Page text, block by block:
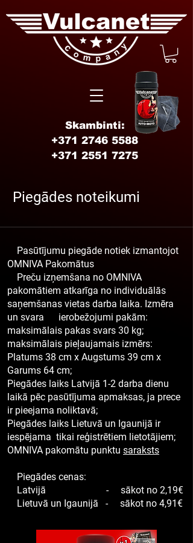
Skambinti:
+371 2746 5588
+371 2551 7275
Piegādes noteikumi
Pasūtījumu piegāde notiek izmantojot
OMNIVA Pakomātus
Preču izņemšana no OMNIVA
pakomātiem atkarīga no individuālās
saņemšanas vietas darba laika. Izmēra
un svara ierobežojumi pakām:
maksimālais pakas svars 30 kg;
maksimālais pieļaujamais izmērs:
Platums 38 cm x Augstums 39 cm x
Garums 64 cm;
Piegādes laiks Latvijā 1-2 darba dienu
laikā pēc pasūtījuma apmaksas, ja prece
ir pieejama noliktavā;
Piegādes laiks Lietuvā un Igaunijā ir
iespējama tikai reģistrētiem lietotājiem;
OMNIVA pakomātu punktu saraksts
Piegādes cenas:
Latvijā - sākot no 2,19€
Lietuvā un Igaunijā - sākot no 4,91€